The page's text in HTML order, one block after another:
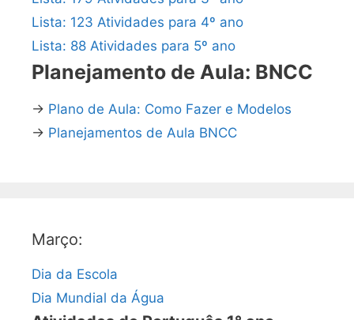
Lista: 123 Atividades para 4º ano
Lista: 88 Atividades para 5º ano
Planejamento de Aula: BNCC
→ Plano de Aula: Como Fazer e Modelos
→ Planejamentos de Aula BNCC
Março:
Dia da Escola
Dia Mundial da Água